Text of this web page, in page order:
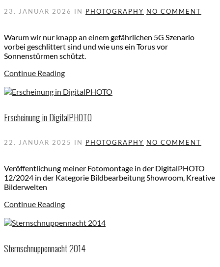
23. JANUAR 2026 IN PHOTOGRAPHY NO COMMENT
Warum wir nur knapp an einem gefährlichen 5G Szenario
vorbei geschlittert sind und wie uns ein Torus vor
Sonnenstürmen schützt.
Continue Reading
Erscheinung in DigitalPHOTO
22. JANUAR 2025 IN PHOTOGRAPHY NO COMMENT
Veröffentlichung meiner Fotomontage in der DigitalPHOTO
12/2024 in der Kategorie Bildbearbeitung Showroom, Kreative
Bilderwelten
Continue Reading
Sternschnuppennacht 2014